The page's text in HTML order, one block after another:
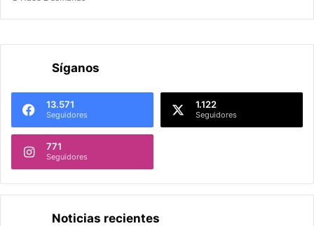
Síganos
13.571
Seguidores
1.122
Seguidores
771
Seguidores
Noticias recientes